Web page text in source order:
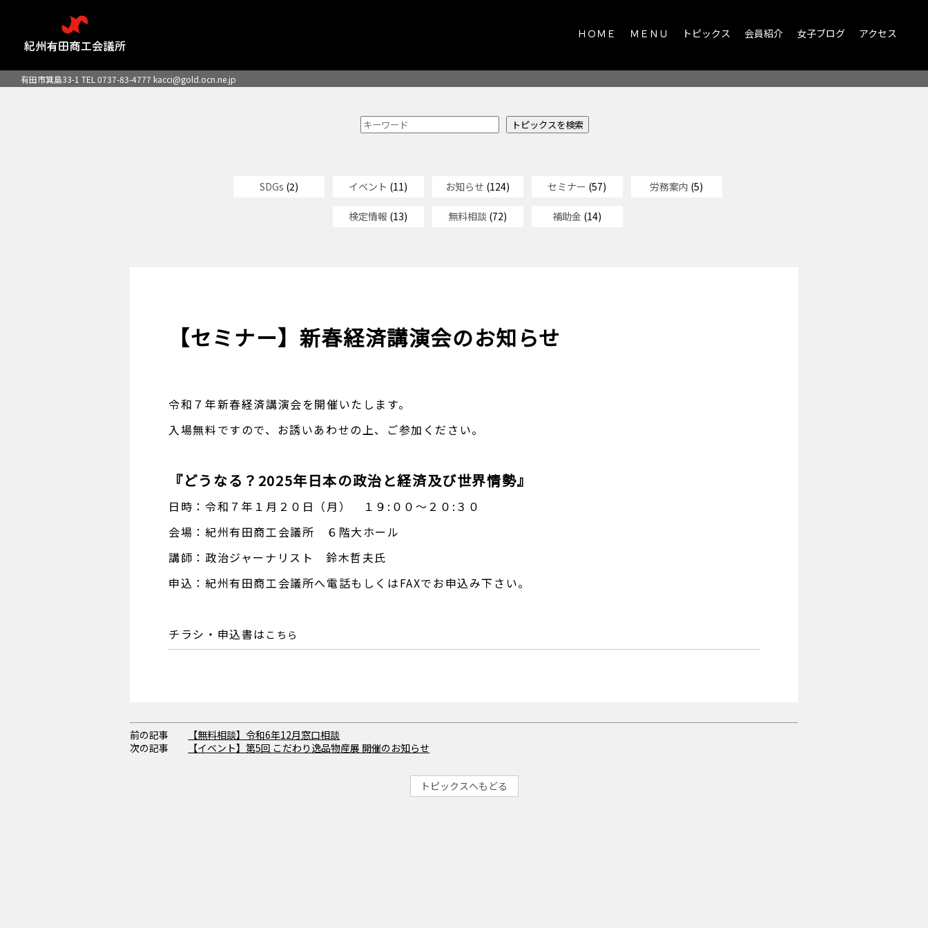
ＨＯＭＥ ＭＥＮＵ トピックス 会員紹介 女子ブログ アクセス
有田市箕島33-1 TEL 0737-83-4777 kacci@gold.ocn.ne.jp
SDGs (2) イベント (11) お知らせ (124) セミナー (57) 労務案内 (5)
検定情報 (13) 無料相談 (72) 補助金 (14)
【セミナー】新春経済講演会のお知らせ
令和７年新春経済講演会を開催いたします。
入場無料ですので、お誘いあわせの上、ご参加ください。
『どうなる？2025年日本の政治と経済及び世界情勢』
日時：令和７年１月２０日（月） １９:００～２０:３０
会場：紀州有田商工会議所 ６階大ホール
講師：政治ジャーナリスト 鈴木哲夫氏
申込：紀州有田商工会議所へ電話もしくはFAXでお申込み下さい。
チラシ・申込書は こちら
前の記事
【無料相談】令和6年12月窓口相談
次の記事
【イベント】第5回 こだわり逸品物産展 開催のお知らせ
トピックスへもどる